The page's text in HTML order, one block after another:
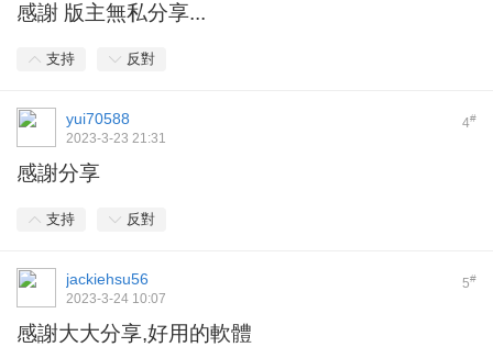
感謝 版主無私分享...
支持 反對
4#
yui70588
2023-3-23 21:31
感謝分享
支持 反對
5#
jackiehsu56
2023-3-24 10:07
感謝大大分享,好用的軟體